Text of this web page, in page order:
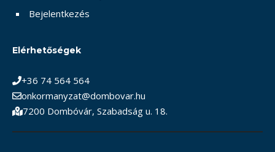
Bejelentkezés
Elérhetőségek
+36 74 564 564
onkormanyzat@dombovar.hu
7200 Dombóvár, Szabadság u. 18.